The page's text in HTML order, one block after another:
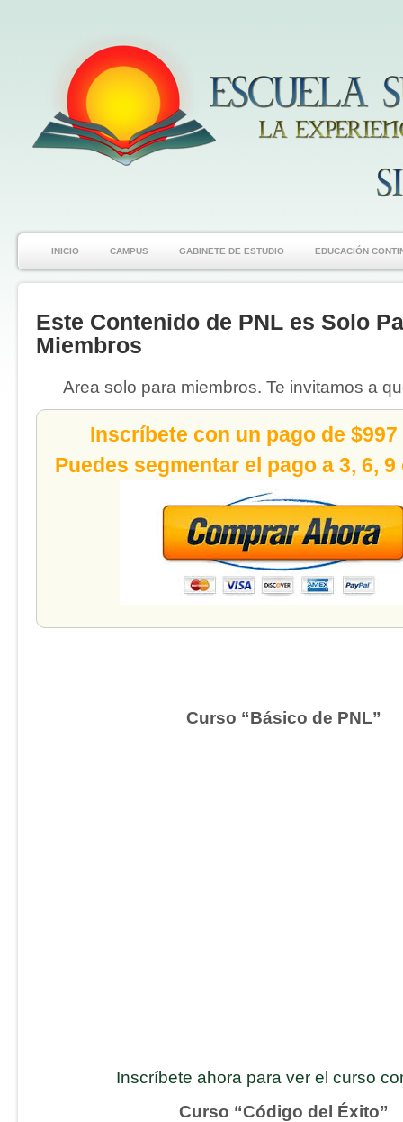
INICIO CAMPUS GABINETE DE ESTUDIO EDUCACIÓN
Este Contenido de PNL es Solo
Miembros
Area solo para miembros. Te invitamos a
Inscríbete con un pago de
Puedes segmentar el pago a 3, 6, 9
Curso “Básico de PNL”
Inscríbete ahora para ver el curso
Curso “Código del Éxito”